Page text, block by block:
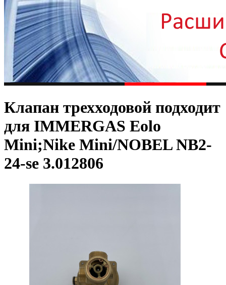
Клапан трехходовой подходит
для IMMERGAS Eolo
Mini;Nike Mini/NOBEL NB2-
24-se 3.012806